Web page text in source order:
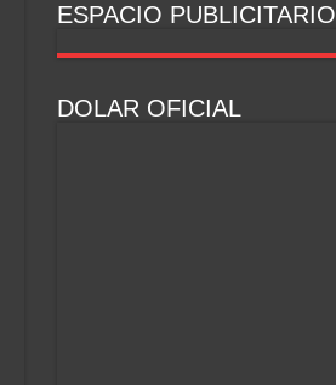
ESPACIO PUBLICITARIO
DOLAR OFICIAL